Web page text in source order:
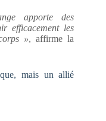
apporte des
efficacement les
», affirme la
mais un allié